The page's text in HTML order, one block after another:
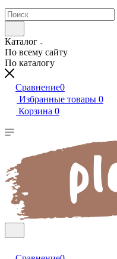
Каталог
По всему сайту
По каталогу
Сравнение0
Избранные товары 0
Корзина 0